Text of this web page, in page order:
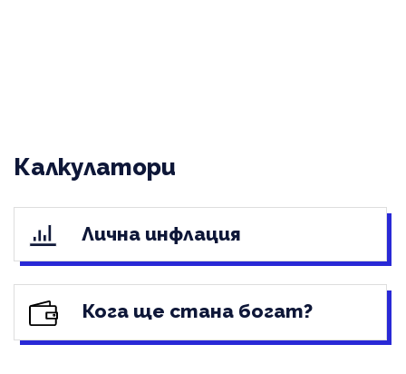
Калкулатори
Лична инфлация
Кога ще стана богат?